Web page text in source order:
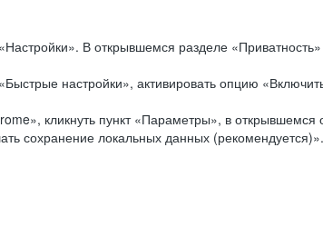
В открывшемся разделе «Приватность»
настройки», активировать опцию
кликнуть пункт «Параметры», в
сохранение локальных данных (рекомендуется)».